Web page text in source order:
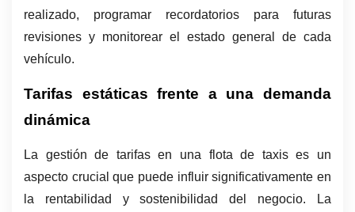
realizado, programar recordatorios para futuras
revisiones y monitorear el estado general de cada
vehículo.
Tarifas estáticas frente a una demanda
dinámica
La gestión de tarifas en una flota de taxis es un
aspecto crucial que puede influir significativamente en
la rentabilidad y sostenibilidad del negocio. La